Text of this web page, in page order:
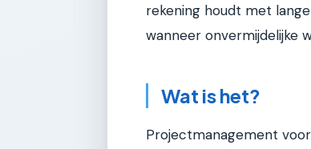
rekening houdt met
wanneer onvermijdelijke
Wat is het?
Projectmanagement